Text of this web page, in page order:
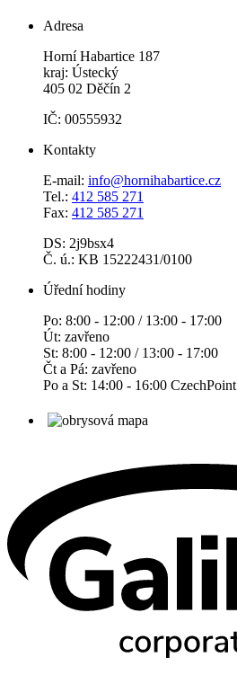
Adresa
Horní Habartice 187
kraj: Ústecký
405 02 Děčín 2
IČ: 00555932
Kontakty
E-mail: info@hornihabartice.cz
Tel.: 412 585 271
Fax: 412 585 271
DS: 2j9bsx4
Č. ú.: KB 15222431/0100
Úřední hodiny
Po: 8:00 - 12:00 / 13:00 - 17:00
Út: zavřeno
St: 8:00 - 12:00 / 13:00 - 17:00
Čt a Pá: zavřeno
Po a St: 14:00 - 16:00 CzechPoint